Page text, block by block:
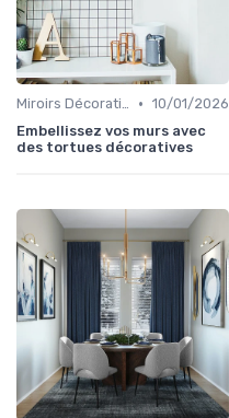
Miroirs Décoratifs • 10/01/2026
Embellissez vos murs avec
des tortues décoratives